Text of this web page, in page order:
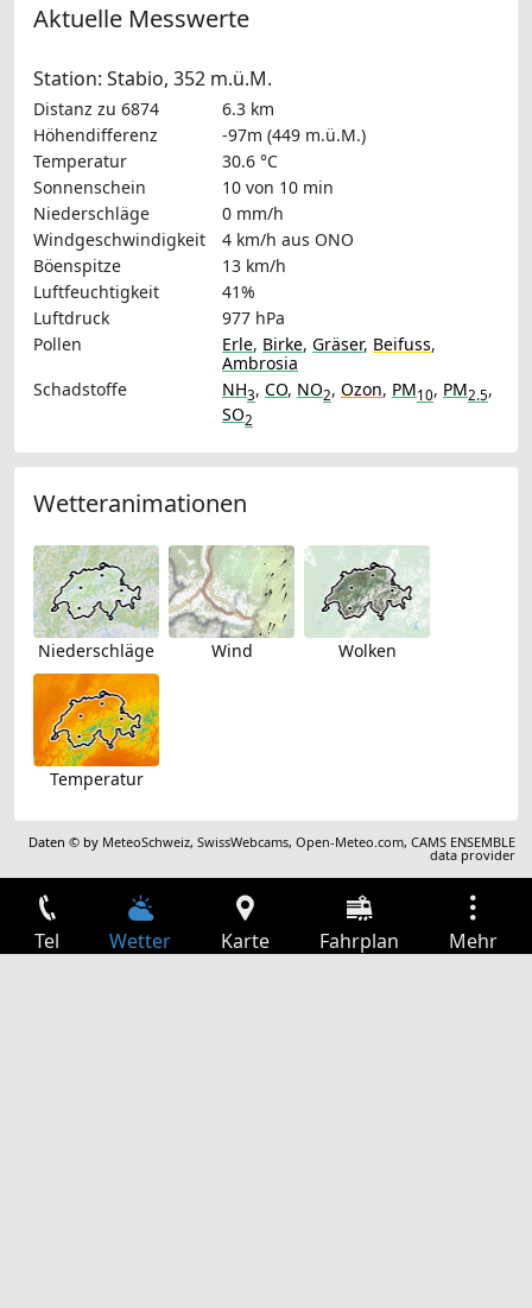
Aktuelle Messwerte
Station: Stabio, 352 m.ü.M.
Distanz zu 6874
6.3 km
Höhendifferenz
-97m (449 m.ü.M.)
Temperatur
30.6 °C
Sonnenschein
10 von 10 min
Niederschläge
0 mm/h
Windgeschwindigkeit
4 km/h aus ONO
Böenspitze
13 km/h
Luftfeuchtigkeit
41%
Luftdruck
977 hPa
Pollen
Erle, Birke, Gräser, Beifuss,
Ambrosia
Schadstoffe
NH3, CO, NO2, Ozon, PM10, PM2.5,
SO2
Wetteranimationen
Niederschläge Wind Wolken
Temperatur
Daten © by MeteoSchweiz,SwissWebcams,Open-Meteo.com,CAMS ENSEMBLE
data provider
Tel Wetter Karte Fahrplan Mehr